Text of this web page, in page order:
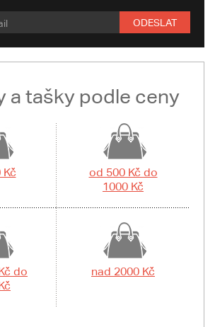
ODESLAT
a tašky podle ceny
Kč
od 500 Kč do
1000 Kč
do
nad 2000 Kč